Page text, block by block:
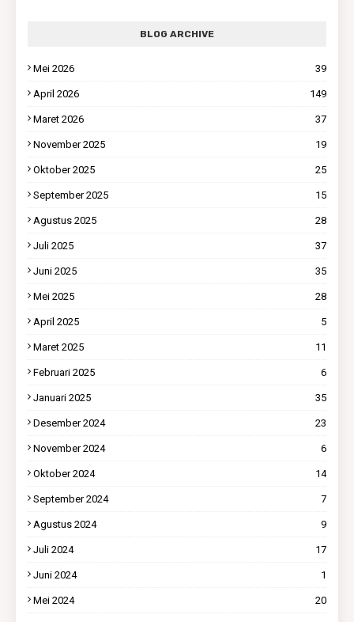
BLOG ARCHIVE
Mei 2026 39
April 2026 149
Maret 2026 37
November 2025 19
Oktober 2025 25
September 2025 15
Agustus 2025 28
Juli 2025 37
Juni 2025 35
Mei 2025 28
April 2025 5
Maret 2025 11
Februari 2025 6
Januari 2025 35
Desember 2024 23
November 2024 6
Oktober 2024 14
September 2024 7
Agustus 2024 9
Juli 2024 17
Juni 2024 1
Mei 2024 20